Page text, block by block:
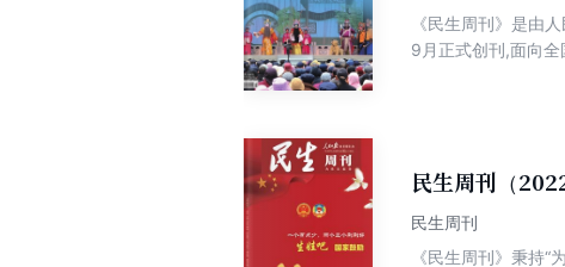
《民生周刊》是由
9月正式创刊,面向全
容上,《民生周刊》
民生周刊（
民生周刊
《民生周刊》秉持